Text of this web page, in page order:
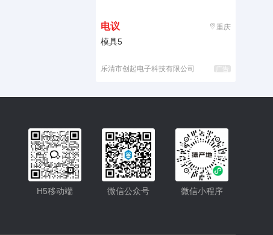
电议 重庆
模具5
乐清市创起电子科技有限公司 广告
微信小程序
微信公众号
H5移动端